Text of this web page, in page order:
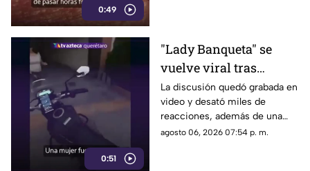
0:49
0:51
"Lady Banqueta" se
vuelve viral tras
confrontar a un
repartidor; así fue el
momento
La discusión quedó grabada en
video y desató miles de
reacciones, además de una
muestra de apoyo de
agosto 06, 2026 07:54 p. m.